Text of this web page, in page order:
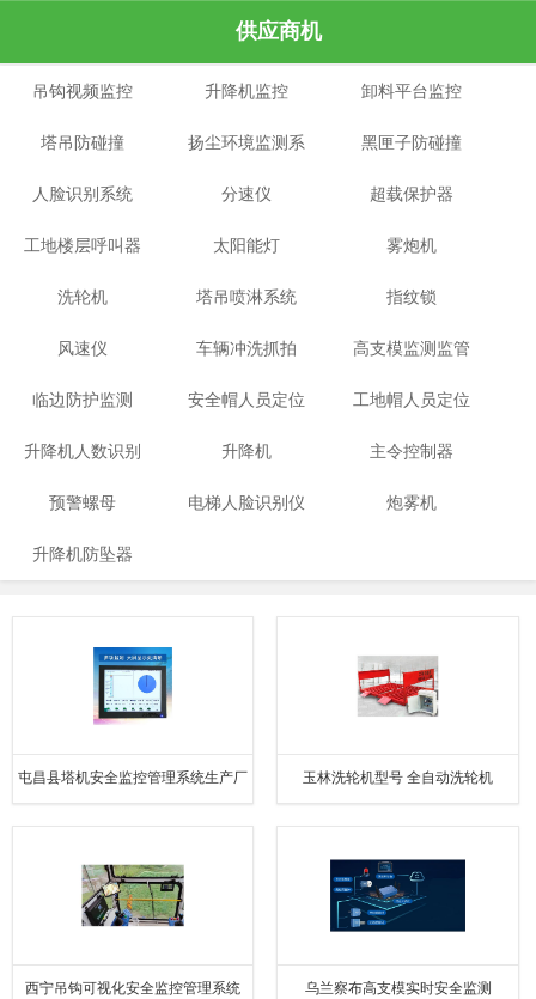
供应商机
吊钩视频监控 升降机监控 卸料平台监控
塔吊防碰撞 扬尘环境监测系
统
黑匣子防碰撞
人脸识别系统 分速仪 超载保护器
工地楼层呼叫器 太阳能灯 雾炮机
洗轮机 塔吊喷淋系统 指纹锁
风速仪 车辆冲洗抓拍 高支模监测监管
系统
临边防护监测 安全帽人员定位 工地帽人员定位
升降机人数识别 升降机 主令控制器
预警螺母 电梯人脸识别仪 炮雾机
升降机防坠器
屯昌县塔机安全监控管理系统生产厂 玉林洗轮机型号 全自动洗轮机
西宁吊钩可视化安全监控管理系统 乌兰察布高支模实时安全监测